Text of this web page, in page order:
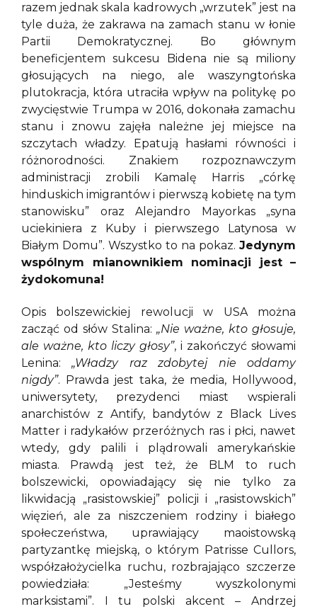
razem jednak skala kadrowych „wrzutek” jest na
tyle duża, że zakrawa na zamach stanu w łonie
Partii Demokratycznej. Bo głównym
beneficjentem sukcesu Bidena nie są miliony
głosujących na niego, ale waszyngtońska
plutokracja, która utraciła wpływ na politykę po
zwycięstwie Trumpa w 2016, dokonała zamachu
stanu i znowu zajęła należne jej miejsce na
szczytach władzy. Epatują hasłami równości i
różnorodności. Znakiem rozpoznawczym
administracji zrobili Kamalę Harris „córkę
hinduskich imigrantów i pierwszą kobietę na tym
stanowisku” oraz Alejandro Mayorkas „syna
uciekiniera z Kuby i pierwszego Latynosa w
Białym Domu”. Wszystko to na pokaz. Jedynym
wspólnym mianownikiem nominacji jest –
żydokomuna!
Opis bolszewickiej rewolucji w USA można
zacząć od słów Stalina: „Nie ważne, kto głosuje,
ale ważne, kto liczy głosy”, i zakończyć słowami
Lenina:„Władzy raz zdobytej nie oddamy
nigdy”. Prawda jest taka, że media, Hollywood,
uniwersytety, prezydenci miast wspierali
anarchistów z Antify, bandytów z Black Lives
Matter i radykałów przeróżnych ras i płci, nawet
wtedy, gdy palili i plądrowali amerykańskie
miasta. Prawdą jest też, że BLM to ruch
bolszewicki, opowiadający się nie tylko za
likwidacją „rasistowskiej” policji i „rasistowskich”
więzień, ale za niszczeniem rodziny i białego
społeczeństwa, uprawiający maoistowską
partyzantkę miejską, o którym Patrisse Cullors,
współzałożycielka ruchu, rozbrajająco szczerze
powiedziała: „Jesteśmy wyszkolonymi
marksistami”. I tu polski akcent – Andrzej